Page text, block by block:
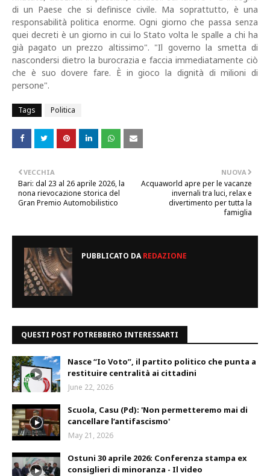
di un Paese che si definisce civile. Ma soprattutto, è una
responsabilità politica enorme. Ogni giorno che passa senza
quei decreti è un giorno in cui lo Stato volta le spalle a chi ha
già pagato un prezzo altissimo". "Il governo la smetta di
nascondersi dietro la burocrazia e faccia immediatamente ciò
che è suo dovere fare. È in gioco la dignità di milioni di
persone".
Tags Politica
NUOVA
Acquaworld apre per le vacanze
invernali tra luci, relax e
divertimento per tutta la
famiglia
VECCHIA
Bari: dal 23 al 26 aprile 2026, la
nona rievocazione storica del
Gran Premio Automobilistico
PUBBLICATO DAREDAZIONE
QUESTI POST POTREBBERO INTERESSARTI
Nasce “Io Voto”, il partito politico che punta a
restituire centralità ai cittadini
June 22, 2026
Scuola, Casu (Pd): 'Non permetteremo mai di
cancellare l’antifascismo'
May 21, 2026
Ostuni 30 aprile 2026: Conferenza stampa ex
consiglieri di minoranza - Il video